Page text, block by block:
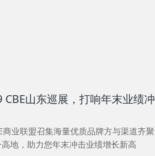
山东巡展，打响年末业绩冲
业联盟召集海量优质品牌方与渠道齐聚
地，助力您年末冲击业绩增长新高